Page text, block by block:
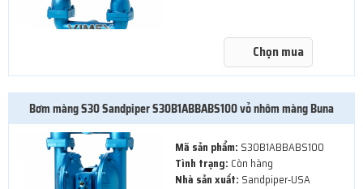
Chọn mua
Bơm màng S30 Sandpiper S30B1ABBABS100 vỏ nhôm màng Buna
Mã sản phẩm: S30B1ABBABS100
Tình trạng: Còn hàng
Nhà sản xuất: Sandpiper-USA